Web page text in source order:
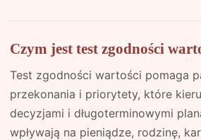
Czym jest test zgodności
Test zgodności wartości pomaga
przekonania i priorytety, które
decyzjami i długoterminowymi
wpływają na pieniądze, rodzinę,